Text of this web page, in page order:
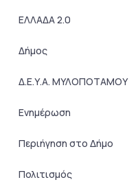
ΕΛΛΑΔΑ 2.0
Δήμος
Δ.Ε.Υ.Α. ΜΥΛΟΠΟΤΑΜΟΥ
Ενημέρωση
Περιήγηση στο Δήμο
Πολιτισμός